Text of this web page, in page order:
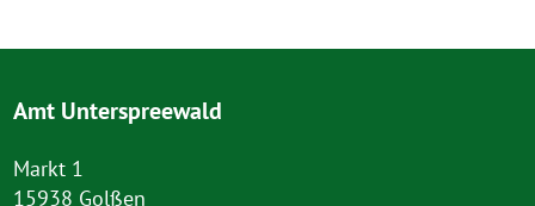
Amt Unterspreewald
Markt 1
15938 Golßen